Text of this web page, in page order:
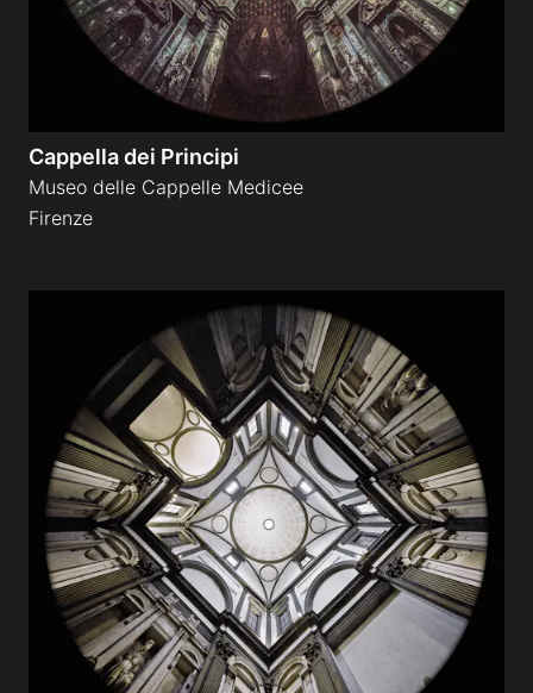
Cappella dei Principi
Museo delle Cappelle Medicee
Firenze